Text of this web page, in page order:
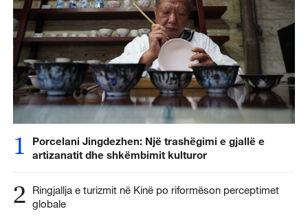
1
Porcelani Jingdezhen: Një trashëgimi e gjallë e
artizanatit dhe shkëmbimit kulturor
2
Ringjallja e turizmit në Kinë po riformëson perceptimet
globale